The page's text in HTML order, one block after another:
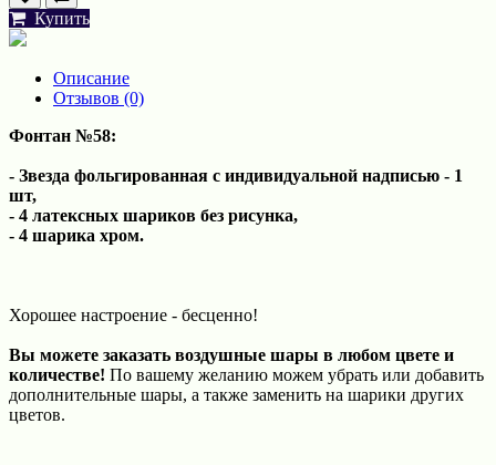
Купить
Описание
Отзывов (0)
Фонтан №58:
- Звезда фольгированная с индивидуальной надписью - 1
шт,
- 4 латексных шариков без рисунка,
- 4 шарика хром.
Хорошее настроение - бесценно!
Вы можете заказать воздушные шары в любом цвете и
количестве! По вашему желанию можем убрать или добавить
дополнительные шары, а также заменить на шарики других
цветов.